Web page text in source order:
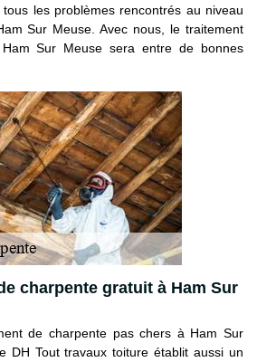
les problèmes rencontrés au niveau
Sur Meuse. Avec nous, le traitement
Sur Meuse sera entre de bonnes
charpente gratuit à Ham Sur
de charpente pas chers à Ham Sur
DH Tout travaux toiture établit aussi un